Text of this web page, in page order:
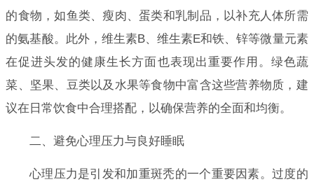
的食物，如鱼类、瘦肉、蛋类和乳制品，以补充人体所需
的氨基酸。此外，维生素B、维生素E和铁、锌等微量元素
在促进头发的健康生长方面也表现出重要作用。绿色蔬
菜、坚果、豆类以及水果等食物中富含这些营养物质，建
议在日常饮食中合理搭配，以确保营养的全面和均衡。
二、避免心理压力与良好睡眠
心理压力是引发和加重斑秃的一个重要因素。过度的